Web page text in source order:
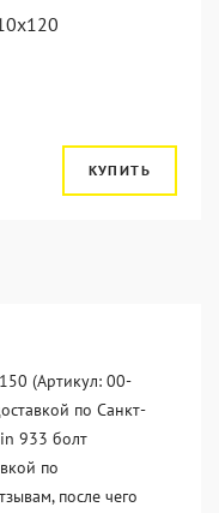
КУПИТЬ
(Артикул: 00-
по Санкт-
933 болт
по
после чего